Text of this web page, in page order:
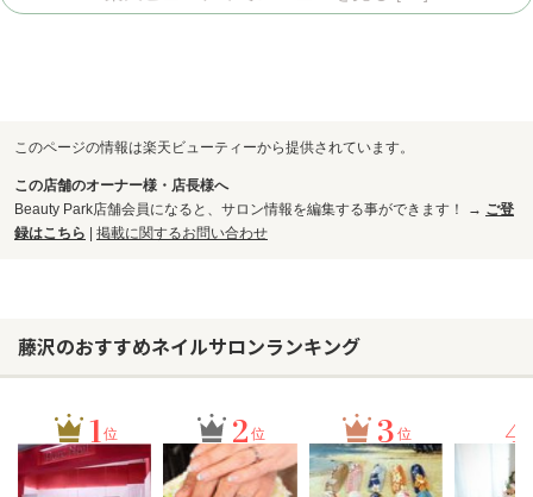
このページの情報は楽天ビューティーから提供されています。
この店舗のオーナー様・店長様へ
Beauty Park店舗会員になると、サロン情報を編集する事ができます！ → ご登
録はこちら | 掲載に関するお問い合わせ
藤沢のおすすめネイルサロンランキング
1位 2 位 3 位 4